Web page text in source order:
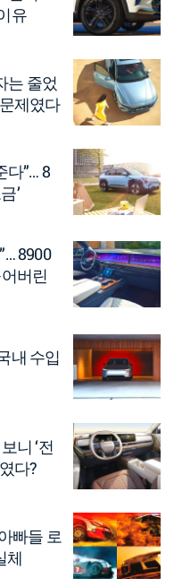
유
는 줄었
제였다
다”… 8
’
8900
버린
내 수입
니 ‘전
다?
빠들 로
체